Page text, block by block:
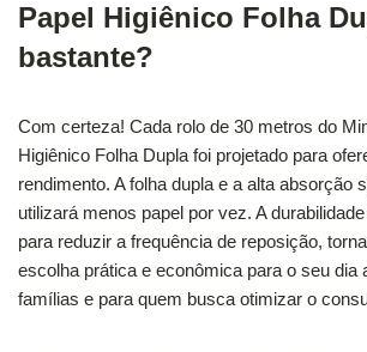
Papel Higiênico Folha
bastante?
Com certeza! Cada rolo de 30 metros do
Higiênico Folha Dupla foi projetado para
rendimento. A folha dupla e a alta absorção
utilizará menos papel por vez. A
para reduzir a frequência de reposição,
escolha prática e econômica para o seu dia
famílias e para quem busca otimizar o